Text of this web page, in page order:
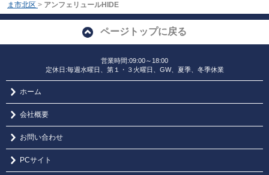
ま市北区 > アンフェリュールHIDE
ページトップに戻る
営業時間:09:00～18:00
定休日:毎週水曜日、第１・３火曜日、GW、夏季、冬季休業
ホーム
会社概要
お問い合わせ
PCサイト